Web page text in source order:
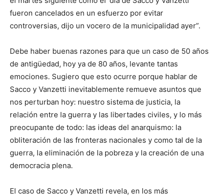
fueron cancelados en un esfuerzo por evitar
controversias, dijo un vocero de la municipalidad ayer”.
Debe haber buenas razones para que un caso de 50 años
de antigüedad, hoy ya de 80 años, levante tantas
emociones. Sugiero que esto ocurre porque hablar de
Sacco y Vanzetti inevitablemente remueve asuntos que
nos perturban hoy: nuestro sistema de justicia, la
relación entre la guerra y las libertades civiles, y lo más
preocupante de todo: las ideas del anarquismo: la
obliteración de las fronteras nacionales y como tal de la
guerra, la eliminación de la pobreza y la creación de una
democracia plena.
El caso de Sacco y Vanzetti revela, en los más